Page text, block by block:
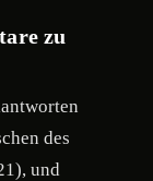
zu
des
und